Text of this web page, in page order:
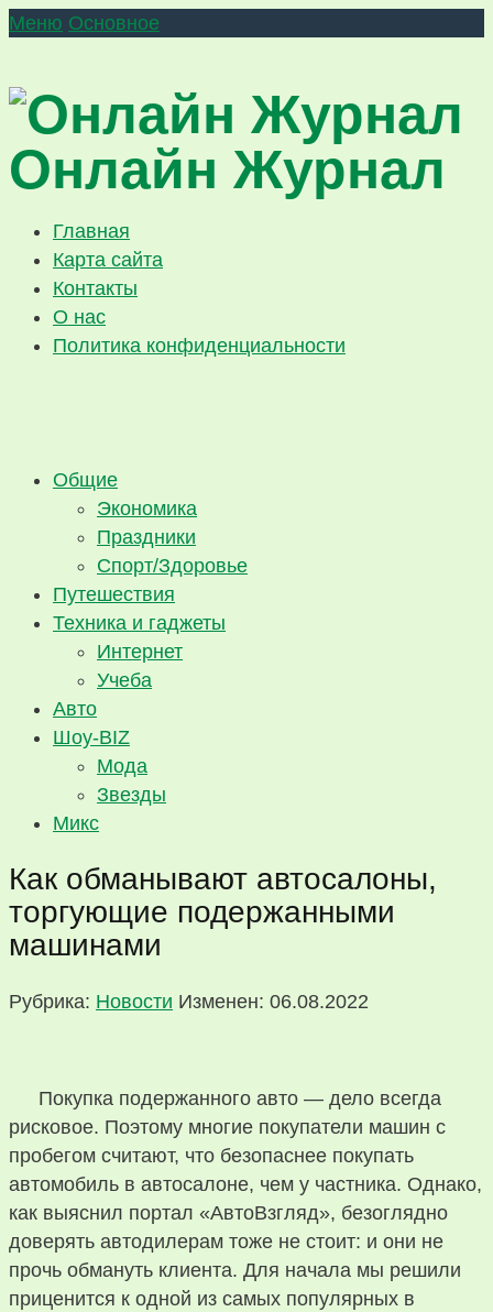
Меню Основное
Онлайн Журнал
Главная
Карта сайта
Контакты
О нас
Политика конфиденциальности
Общие
Экономика
Праздники
Спорт/Здоровье
Путешествия
Техника и гаджеты
Интернет
Учеба
Авто
Шоу-BIZ
Мода
Звезды
Микс
Как обманывают автосалоны,
торгующие подержанными
машинами
Рубрика: Новости Изменен: 06.08.2022
Покупка подержанного авто — дело всегда
рисковое. Поэтому многие покупатели машин с
пробегом считают, что безопаснее покупать
автомобиль в автосалоне, чем у частника. Однако,
как выяснил портал «АвтоВзгляд», безоглядно
доверять автодилерам тоже не стоит: и они не
прочь обмануть клиента. Для начала мы решили
приценится к одной из самых популярных в